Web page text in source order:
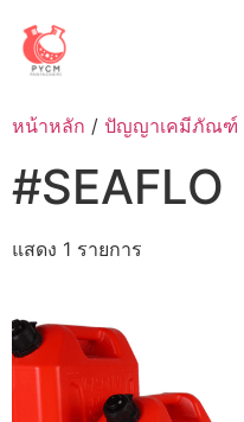
content
หน้าหลัก / ปัญญาเคมีภัณฑ์
#SEAFLO
แสดง 1 รายการ